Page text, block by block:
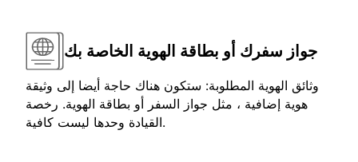
جواز سفرك أو بطاقة الهوية الخاصة بك
وثائق الهوية المطلوبة: ستكون هناك حاجة أيضا إلى وثيقة
هوية إضافية ، مثل جواز السفر أو بطاقة الهوية. رخصة
القيادة وحدها ليست كافية.